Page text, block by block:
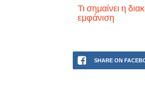
Τι σημαίνει η
εμφάνιση
SHARE ON